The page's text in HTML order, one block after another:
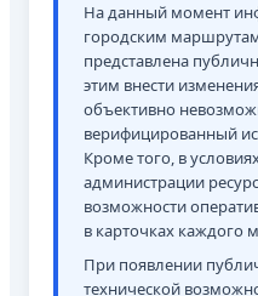
На данный момент
городским
представлена
этим внести
объективно
верифицированный
Кроме того, в
администрации
возможности
в карточках
При появлении
технической